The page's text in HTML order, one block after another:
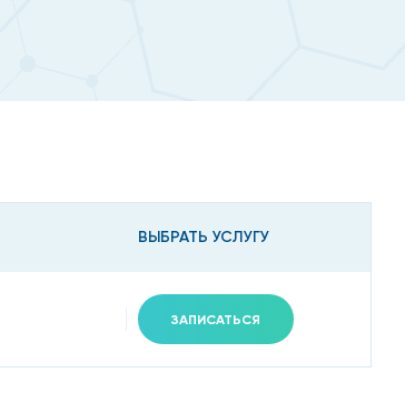
натоптыши из-за чрезмерной
ВЫБРАТЬ УСЛУГУ
ЗАПИСАТЬСЯ